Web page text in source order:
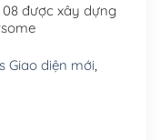
được xây dựng
Giao diện mới,